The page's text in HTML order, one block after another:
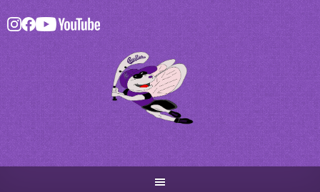
Skip
to
content